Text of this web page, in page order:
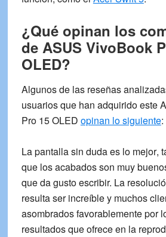
¿Qué opinan los
de ASUS VivoBook
OLED?
Algunos de las reseñas
usuarios que han adquirido este
Pro 15 OLED opinan lo siguiente:
La pantalla sin duda es lo mejor,
que los acabados son muy
que da gusto escribir. La
resulta serincreíbley muchos
asombrados favorablemente por
resultados que ofrece en la